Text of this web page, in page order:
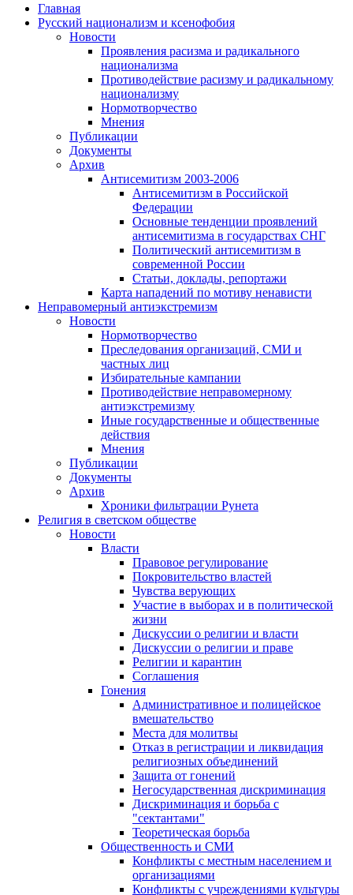
Главная
Русский национализм и ксенофобия
Новости
Проявления расизма и радикального
национализма
Противодействие расизму и радикальному
национализму
Нормотворчество
Мнения
Публикации
Документы
Архив
Антисемитизм 2003-2006
Антисемитизм в Российской
Федерации
Основные тенденции проявлений
антисемитизма в государствах СНГ
Политический антисемитизм в
современной России
Статьи, доклады, репортажи
Карта нападений по мотиву ненависти
Неправомерный антиэкстремизм
Новости
Нормотворчество
Преследования организаций, СМИ и
частных лиц
Избирательные кампании
Противодействие неправомерному
антиэкстремизму
Иные государственные и общественные
действия
Мнения
Публикации
Документы
Архив
Хроники фильтрации Рунета
Религия в светском обществе
Новости
Власти
Правовое регулирование
Покровительство властей
Чувства верующих
Участие в выборах и в политической
жизни
Дискуссии о религии и власти
Дискуссии о религии и праве
Религии и карантин
Соглашения
Гонения
Административное и полицейское
вмешательство
Места для молитвы
Отказ в регистрации и ликвидация
религиозных объединений
Защита от гонений
Негосударственная дискриминация
Дискриминация и борьба с
"сектантами"
Теоретическая борьба
Общественность и СМИ
Конфликты с местным населением и
организациями
Конфликты с учреждениями культуры